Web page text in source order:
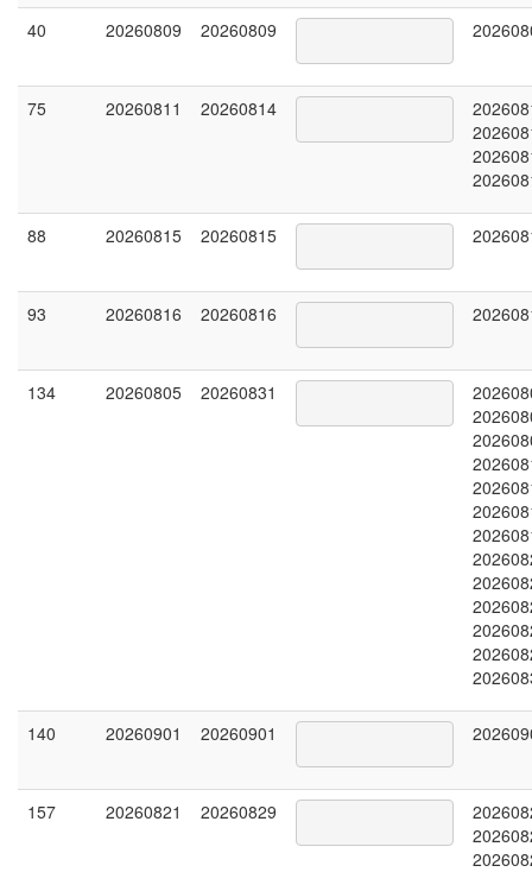
40 20260809 20260809
75 20260811 20260814
88 20260815 20260815
93 20260816 20260816
134 20260805 20260831
140 20260901 20260901
157 20260821 20260829